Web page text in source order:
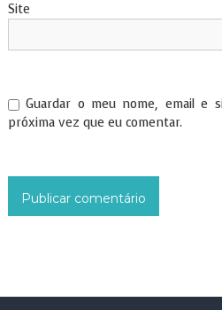
Site
Guardar o meu nome, email e
próxima vez que eu comentar.